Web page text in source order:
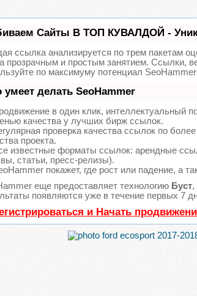
Сайты В ТОП КУВАЛДОЙ -
ссылка анализируется по трем пакетам
прозрачным и простым занятием. Ссылки,
по максимуму потенциал
умеет делать SeoHammer
в один клик, интеллектуальный
качества у лучших бирж ссылок.
проверка качества ссылок по
проекта.
известные форматы ссылок: арендные
статьи, пресс-релизы).
покажет, где рост или падение, а
еще предоставляет технологию Буст,
появляются уже в течение первых 7
и Начать